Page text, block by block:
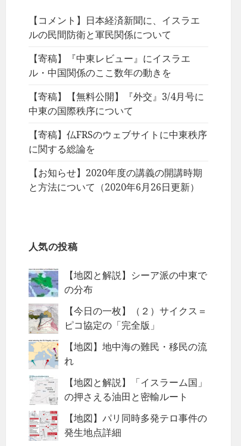
【コメント】日本経済新聞に、イスラエ
ルの民間防衛と軍民関係について
【寄稿】『中東レビュー』にイスラエ
ル・中国関係のここ数年の動きを
【寄稿】【無料公開】『外交』3/4月号に
中東の国際秩序について
【寄稿】仏FRSのウェブサイトに中東秩序
に関する総論を
【お知らせ】2020年度の講義の開講時期
と方法について（2020年6月26日更新）
人気の投稿
【地図と解説】シーア派の中東で
の分布
【今日の一枚】（２）サイクス＝
ピコ協定の「完全版」
【地図】地中海の難民・移民の流
れ
【地図と解説】「イスラーム国」
の押さえる油田と密輸ルート
【地図】パリ同時多発テロ事件の
発生地点詳細